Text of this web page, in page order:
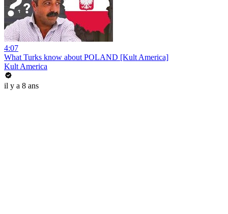
4:07
What Turks know about POLAND [Kult America]
Kult America
il y a 8 ans